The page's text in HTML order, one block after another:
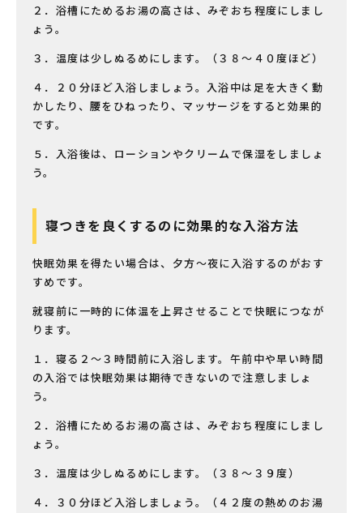
２．浴槽にためるお湯の高さは、みぞおち程度にしまし
ょう。
３．温度は少しぬるめにします。（３８〜４０度ほど）
４．２０分ほど入浴しましょう。入浴中は足を大きく動
かしたり、腰をひねったり、マッサージをすると効果的
です。
５．入浴後は、ローションやクリームで保湿をしましょ
う。
寝つきを良くするのに効果的な入浴方法
快眠効果を得たい場合は、夕方〜夜に入浴するのがおす
すめです。
就寝前に一時的に体温を上昇させることで快眠につなが
ります。
１．寝る２〜３時間前に入浴します。午前中や早い時間
の入浴では快眠効果は期待できないので注意しましょ
う。
２．浴槽にためるお湯の高さは、みぞおち程度にしまし
ょう。
３．温度は少しぬるめにします。（３８〜３９度）
４．３０分ほど入浴しましょう。（４２度の熱めのお湯